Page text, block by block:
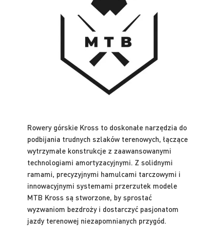
Rowery górskie Kross to doskonałe narzędzia do
podbijania trudnych szlaków terenowych, łączące
wytrzymałe konstrukcje z zaawansowanymi
technologiami amortyzacyjnymi. Z solidnymi
ramami, precyzyjnymi hamulcami tarczowymi i
innowacyjnymi systemami przerzutek modele
MTB Kross są stworzone, by sprostać
wyzwaniom bezdroży i dostarczyć pasjonatom
jazdy terenowej niezapomnianych przygód.